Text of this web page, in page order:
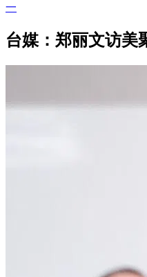
一
台媒：郑丽文访美